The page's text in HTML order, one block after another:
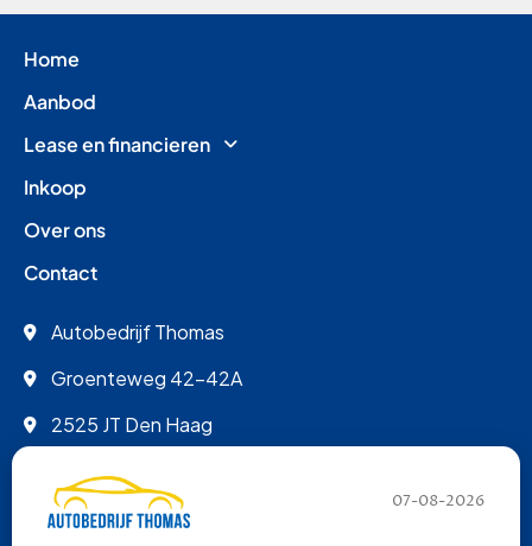
07-08-2026
Home
Aanbod
Lease en financieren
Inkoop
Over ons
Contact
Autobedrijf Thomas
Groenteweg 42-42A
2525 JT Den Haag
info@autobedrijfthomas.nl
070 - 389 9852